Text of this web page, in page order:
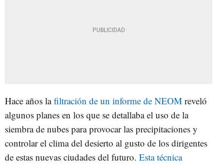
Hace años lafiltración de un informe de NEOM reveló
algunos planes en los que se detallaba el uso de la
siembra de nubes para provocar las precipitaciones y
controlar el clima del desierto al gusto de los dirigentes
de estas nuevas ciudades del futuro. Esta técnica